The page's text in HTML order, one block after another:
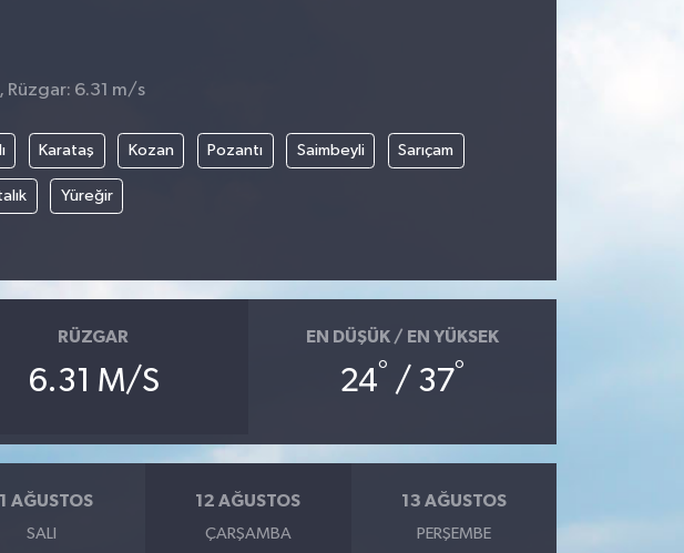
Rüzgar: 6.31 m/s
Karataş Kozan Pozantı Saimbeyli Sarıçam
Yüreğir
RÜZGAR
6.31 M/S
EN DÜŞÜK / EN YÜKSEK
24° / 37°
AĞUSTOS
SALI
12 AĞUSTOS
ÇARŞAMBA
13 AĞUSTOS
PERŞEMBE